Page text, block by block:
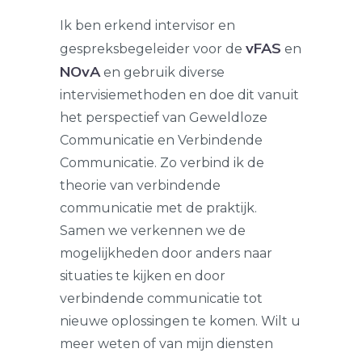
Ik ben erkend intervisor en
gespreksbegeleider voor de vFAS en
NOvAen gebruik diverse
intervisiemethoden en doe dit vanuit
het perspectief van Geweldloze
Communicatie en Verbindende
Communicatie. Zo verbind ik de
theorie van verbindende
communicatie met de praktijk.
Samen we verkennen we de
mogelijkheden door anders naar
situaties te kijken en door
verbindende communicatie tot
nieuwe oplossingen te komen. Wilt u
meer weten of van mijn diensten